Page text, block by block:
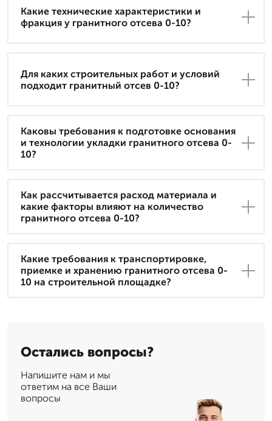
Какие технические характеристики и
фракция у гранитного отсева 0-10?
Для каких строительных работ и условий
подходит гранитный отсев 0-10?
Каковы требования к подготовке основания
и технологии укладки гранитного отсева 0-
10?
Как рассчитывается расход материала и
какие факторы влияют на количество
гранитного отсева 0-10?
Какие требования к транспортировке,
приемке и хранению гранитного отсева 0-
10 на строительной площадке?
Остались вопросы?
Напишите нам и мы
ответим на все Ваши
вопросы